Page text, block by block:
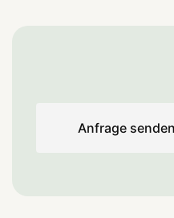
Anfrage senden